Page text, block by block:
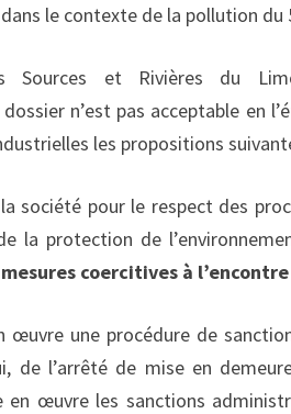
le contexte de la pollution du
Sources et Rivières du
n’est pas acceptable en
les propositions
société pour le respect des
la protection de
coercitives à
œuvre une procédure de
de l’arrêté de mise en
œuvre les sanctions